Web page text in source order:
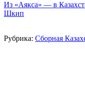
Из «Аякса» — в
Шкип
Рубрика: Сборная